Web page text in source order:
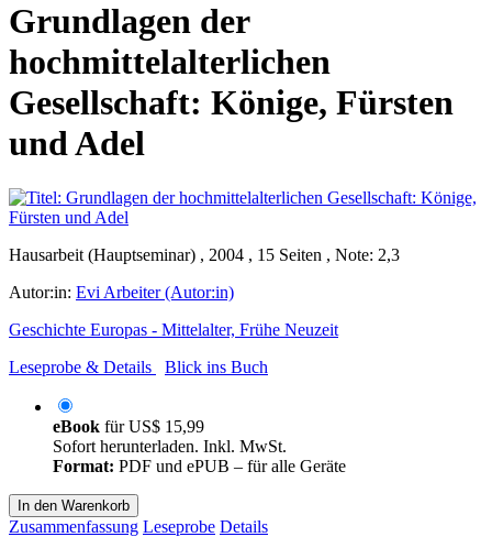
Grundlagen der
hochmittelalterlichen
Gesellschaft: Könige, Fürsten
und Adel
Hausarbeit (Hauptseminar) , 2004 , 15 Seiten , Note: 2,3
Autor:in: Evi Arbeiter (Autor:in)
Geschichte Europas - Mittelalter, Frühe Neuzeit
Leseprobe & Details
Blick ins Buch
eBook fürUS$ 15,99
Sofort herunterladen. Inkl. MwSt.
Format: PDF und ePUB – für alle Geräte
In den Warenkorb
Zusammenfassung Leseprobe Details